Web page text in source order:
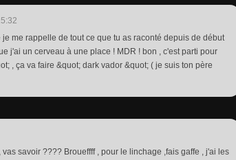
je me rappelle de tout ce que tu as raconté depuis de début
j'ai un cerveau à une place ! MDR ! bon , c'est parti pour
, ça va faire &quot; dark vador &quot; ( je suis ton père
savoir ???? Broueffff , pour le linchage ,fais gaffe , j'ai les